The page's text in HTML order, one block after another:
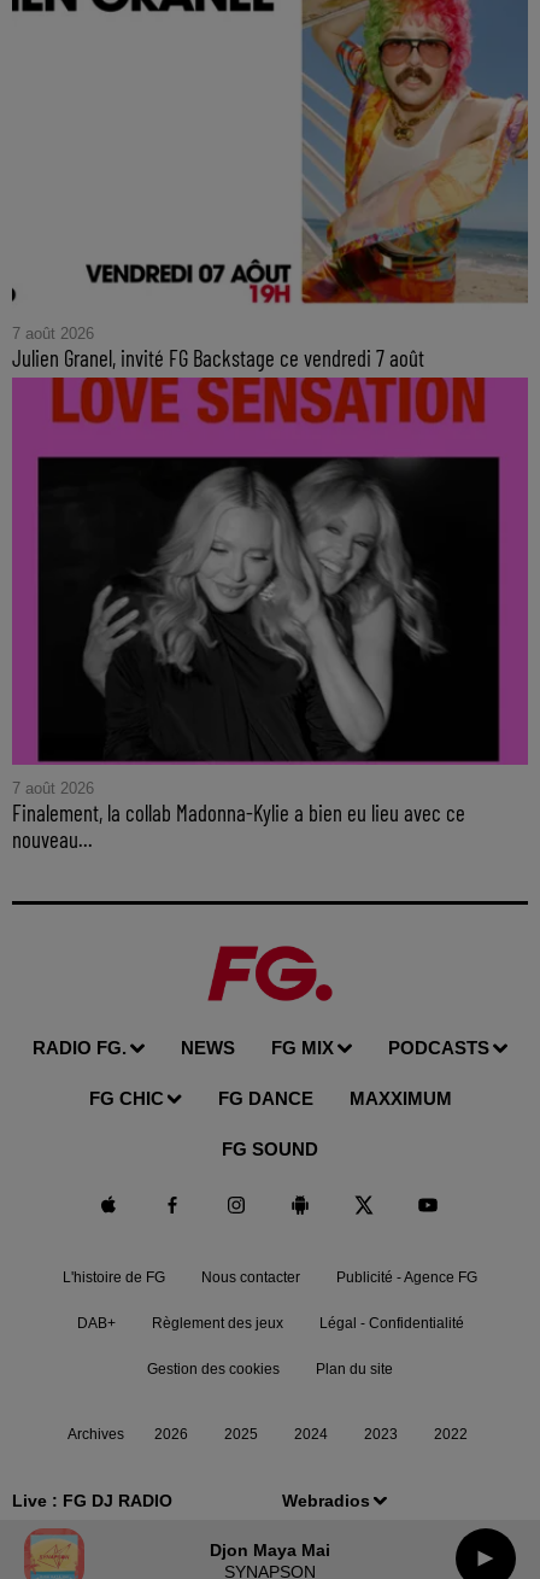
Live : FG DJ RADIO Webradios
Djon Maya Mai
SYNAPSON
7 août 2026
Julien Granel, invité FG Backstage ce vendredi 7 août
7 août 2026
Finalement, la collab Madonna-Kylie a bien eu lieu avec ce
nouveau...
RADIO FG. NEWS FG MIX PODCASTS
FG CHIC FG DANCE MAXXIMUM
FG SOUND
L'histoire de FG Nous contacter Publicité - Agence FG
DAB+ Règlement des jeux Légal - Confidentialité
Gestion des cookies Plan du site
Archives 2026 2025 2024 2023 2022